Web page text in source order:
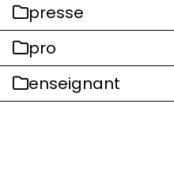
presse
pro
enseignant